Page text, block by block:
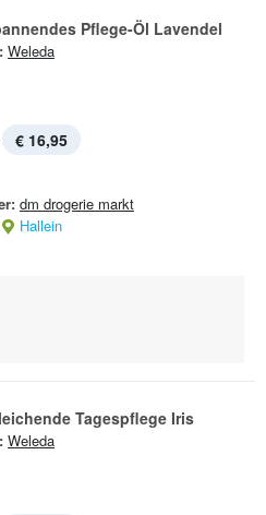
Pflege-Öl Lavendel
Weleda
€ 16,95
dm drogerie markt
Hallein
Tagespflege Iris
Weleda